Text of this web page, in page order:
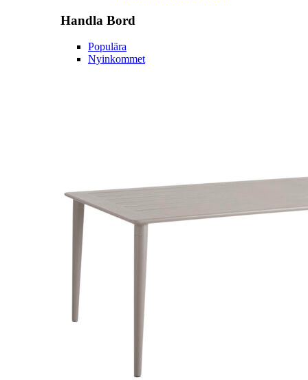
Handla Bord
Populära
Nyinkommet